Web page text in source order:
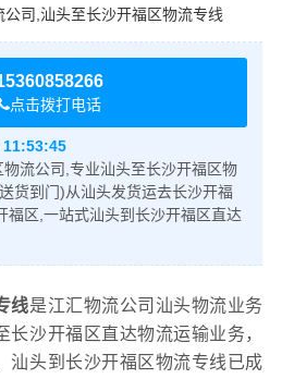
司,汕头至长沙开福区物流专线
点击拨打电话
11:53:45
流公司,专业汕头至长沙开福区物
货到门)从汕头发货运去长沙开福
福区,一站式汕头到长沙开福区直达
线是江汇物流公司汕头物流业务
沙开福区直达物流运输业务，
汕头到长沙开福区物流专线已成